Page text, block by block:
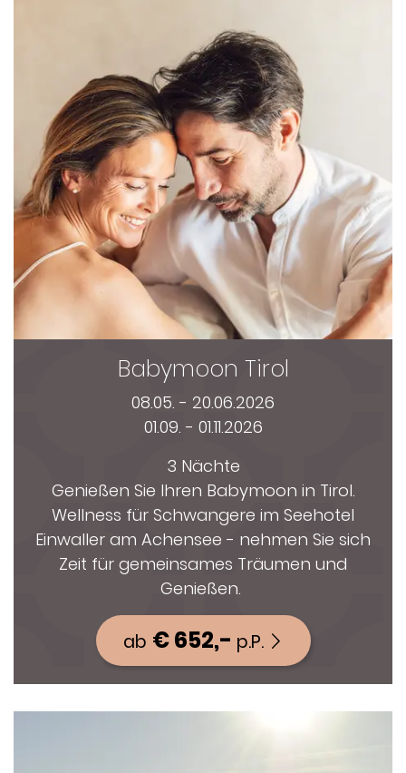
Babymoon Tirol
08.05. - 20.06.2026
01.09. - 01.11.2026
3 Nächte
Genießen Sie Ihren Babymoon in Tirol.
Wellness für Schwangere im Seehotel
Einwaller am Achensee - nehmen Sie sich
Zeit für gemeinsames Träumen und
Genießen.
ab € 652,- p.P.